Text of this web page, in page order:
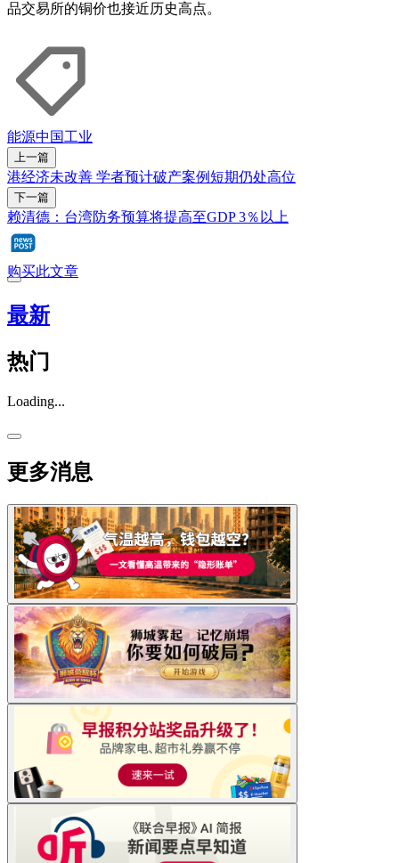
品交易所的铜价也接近历史高点。
能源中国工业
上一篇
港经济未改善 学者预计破产案例短期仍处高位
下一篇
赖清德：台湾防务预算将提高至GDP 3％以上
购买此文章
最新
热门
Loading...
更多消息